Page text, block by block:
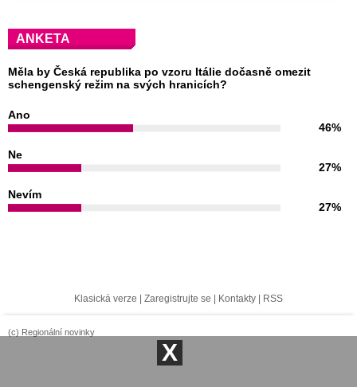
ANKETA
Měla by Česká republika po vzoru Itálie dočasně omezit
schengenský režim na svých hranicích?
Ano
46%
Ne
27%
Nevím
27%
Klasická verze | Zaregistrujte se | Kontakty | RSS
(c) Regionální novinky
X